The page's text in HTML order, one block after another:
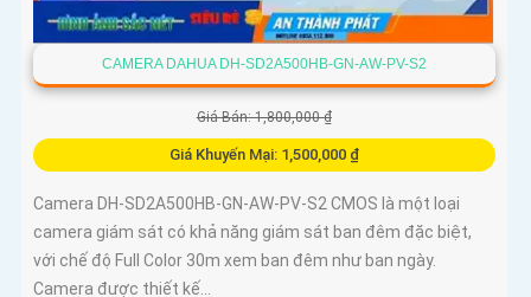
CAMERA DAHUA DH-SD2A500HB-GN-AW-PV-S2
Giá Bán: 1,800,000 ₫
Giá Khuyến Mại: 1,500,000 ₫
Camera DH-SD2A500HB-GN-AW-PV-S2 CMOS là một loại
camera giám sát có khả năng giám sát ban đêm đặc biệt,
với chế độ Full Color 30m xem ban đêm như ban ngày.
Camera được thiết kế...